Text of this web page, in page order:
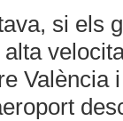
si els
València